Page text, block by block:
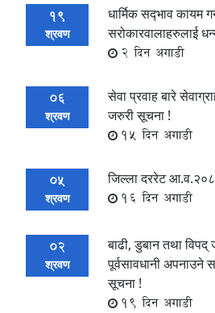
19
श्रवण
धार्मिक सद्‍भाव कायम
सरोकारवालाहरुलाई
2 दिन अगाडी
06
श्रवण
सेवा प्रवाह बारे
जरुरी सूचना !
15 दिन अगाडी
05
श्रवण
जिल्ला दररेट
16 दिन अगाडी
02
श्रवण
बाढी, डुबान तथा विपद्
पूर्वसावधानी अपनाउने
सूचना !
19 दिन अगाडी